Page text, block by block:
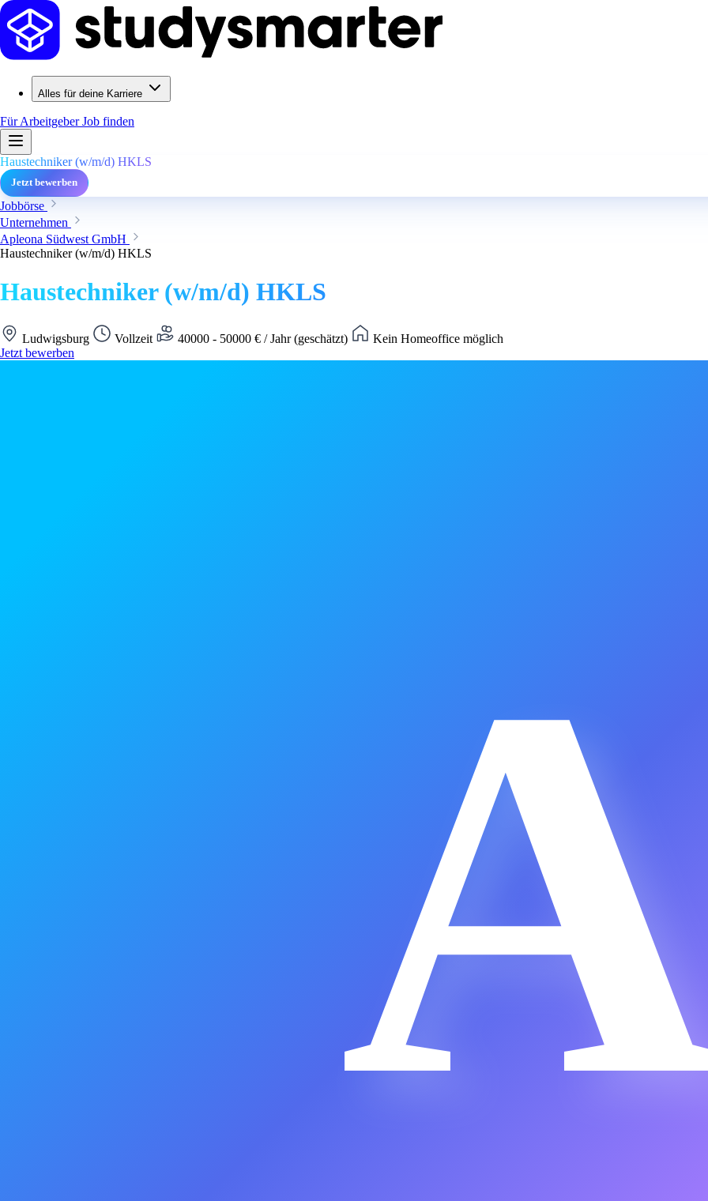
Alles für deine Karriere
Für ArbeitgeberJob finden
Haustechniker (w/m/d) HKLS
Jetzt bewerben
Jobbörse
Unternehmen
Apleona Südwest GmbH
Haustechniker (w/m/d) HKLS
Haustechniker (w/m/d) HKLS
Ludwigsburg Vollzeit 40000 - 50000 € / Jahr (geschätzt)
Kein Homeoffice möglich
Jetzt bewerben